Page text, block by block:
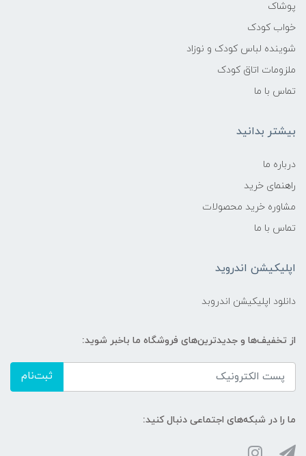
پوشاک
خواب کودک
شوینده لباس کودک و نوزاد
ملزومات اتاق کودک
تماس با ما
بیشتر بدانید
درباره ما
راهنمای خرید
مشاوره خرید محصولات
تماس با ما
اپلیکیشن اندروید
دانلود اپلیکیشن اندروبد
از تخفیف‌ها و جدیدترین‌های فروشگاه ما باخبر شوید:
ثبت‌نام
ما را در شبکه‌های اجتماعی دنبال کنید: